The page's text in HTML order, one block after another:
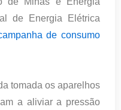
de Energia Elétrica
de consumo
tomada os aparelhos
a aliviar a pressão